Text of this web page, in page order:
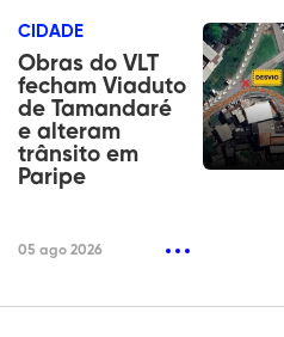
CIDADE
Obras do VLT
fecham Viaduto
de Tamandaré
e alteram
trânsito em
Paripe
05 ago 2026